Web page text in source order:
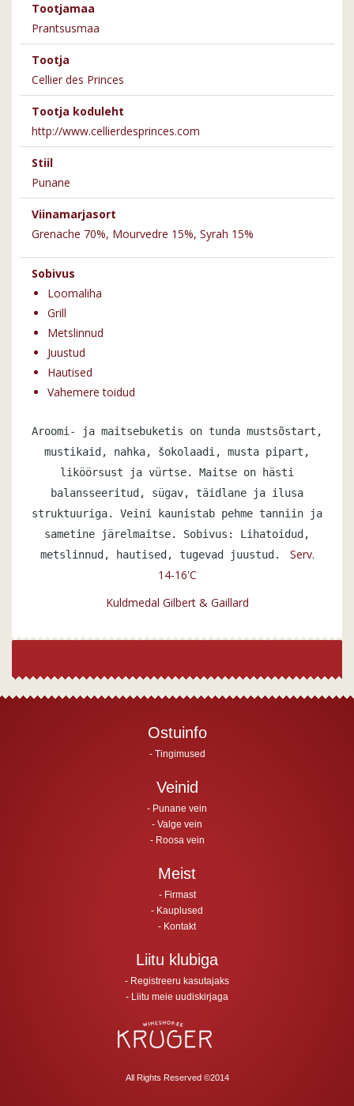
Tootjamaa
Prantsusmaa
Tootja
Cellier des Princes
Tootja koduleht
http://www.cellierdesprinces.com
Stiil
Punane
Viinamarjasort
Grenache 70%, Mourvedre 15%, Syrah 15%
Sobivus
Loomaliha
Grill
Metslinnud
Juustud
Hautised
Vahemere toidud
Aroomi- ja maitsebuketis on tunda mustsõstart,
mustikaid, nahka, šokolaadi, musta pipart,
liköörsust ja vürtse. Maitse on hästi
balansseeritud, sügav, täidlane ja ilusa
struktuuriga. Veini kaunistab pehme tanniin ja
sametine järelmaitse. Sobivus: Lihatoidud,
metslinnud, hautised, tugevad juustud.
Serv.
14-16'C
Kuldmedal Gilbert & Gaillard
Ostuinfo
Tingimused
Veinid
Punane vein
Valge vein
Roosa vein
Meist
Firmast
Kauplused
Kontakt
Liitu klubiga
Registreeru kasutajaks
Liitu meie uudiskirjaga
All Rights Reserved ©2014